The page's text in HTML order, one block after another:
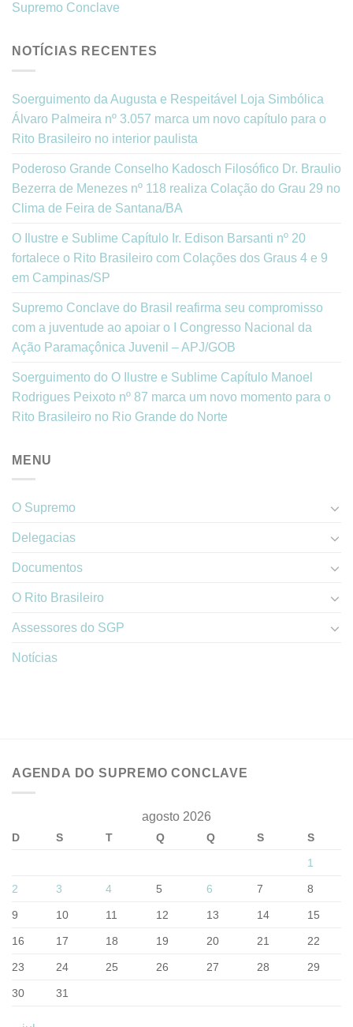
Supremo Conclave
NOTÍCIAS RECENTES
Soerguimento da Augusta e Respeitável Loja Simbólica
Álvaro Palmeira nº 3.057 marca um novo capítulo para o
Rito Brasileiro no interior paulista
Poderoso Grande Conselho Kadosch Filosófico Dr. Braulio
Bezerra de Menezes nº 118 realiza Colação do Grau 29 no
Clima de Feira de Santana/BA
O Ilustre e Sublime Capítulo Ir. Edison Barsanti nº 20
fortalece o Rito Brasileiro com Colações dos Graus 4 e 9
em Campinas/SP
Supremo Conclave do Brasil reafirma seu compromisso
com a juventude ao apoiar o I Congresso Nacional da
Ação Paramaçônica Juvenil – APJ/GOB
Soerguimento do O Ilustre e Sublime Capítulo Manoel
Rodrigues Peixoto nº 87 marca um novo momento para o
Rito Brasileiro no Rio Grande do Norte
MENU
O Supremo
Delegacias
Documentos
O Rito Brasileiro
Assessores do SGP
Notícias
AGENDA DO SUPREMO CONCLAVE
agosto 2026
D S T Q Q S
S
1
2 3 4 5 6 7 8
9 10 11 12 13 14 15
16 17 18 19 20 21 22
23 24 25 26 27 28 29
30 31